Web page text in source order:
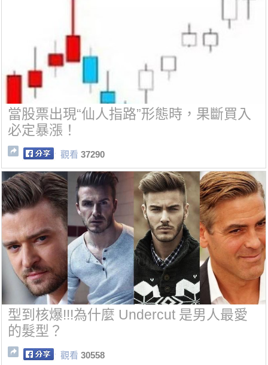
當股票出現“仙人指路”形態時，果斷買入
必定暴漲！
觀看 37290
型到核爆!!!為什麼 Undercut 是男人最愛
的髮型？
觀看 30558